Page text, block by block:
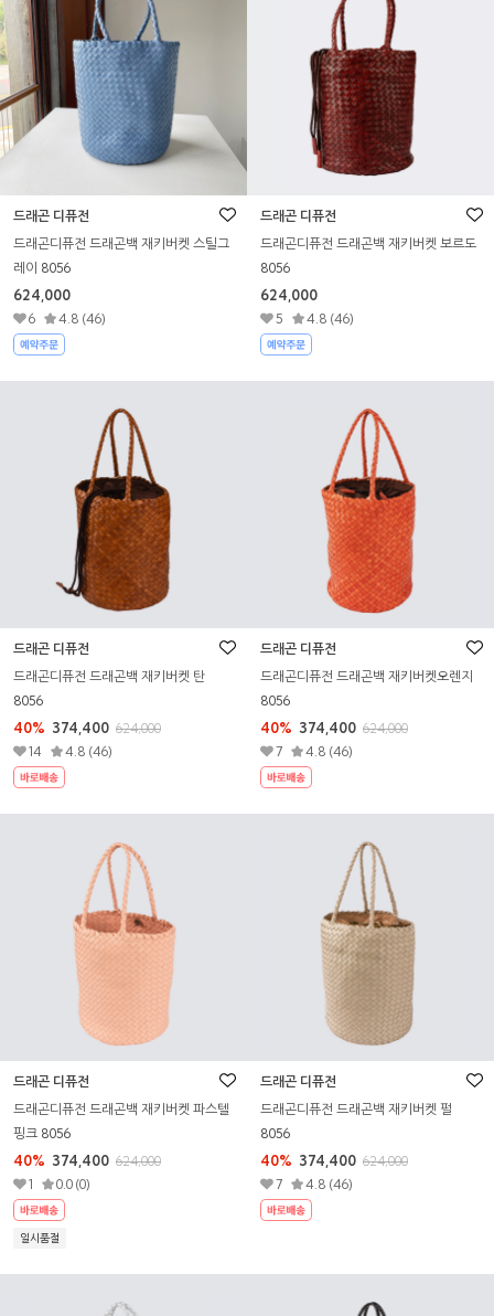
드래곤 디퓨전
드래곤디퓨전 드래곤백 재키버켓 스틸그
레이 8056
624,000
6 4.8 (46)
드래곤 디퓨전
드래곤디퓨전 드래곤백 재키버켓 보르도
8056
624,000
5 4.8 (46)
드래곤 디퓨전
드래곤디퓨전 드래곤백 재키버켓 탄
8056
40% 374,400 624,000
14
4.8 (46)
드래곤 디퓨전
드래곤디퓨전 드래곤백 재키버켓오렌지
8056
40% 374,400 624,000
7
4.8 (46)
드래곤 디퓨전
드래곤디퓨전 드래곤백 재키버켓 파스텔
핑크 8056
40% 374,400 624,000
1
0.0 (0)
일시품절
드래곤 디퓨전
드래곤디퓨전 드래곤백 재키버켓 펄
8056
40% 374,400 624,000
7
4.8 (46)